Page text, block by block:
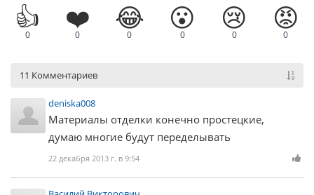
👍
0
❤️
0
😂
0
😮
0
😢
0
😡
0
11 Комментариев
deniska008
Материалы отделки конечно простецкие,
думаю многие будут переделывать
22 декабря 2013 г. в 9:54